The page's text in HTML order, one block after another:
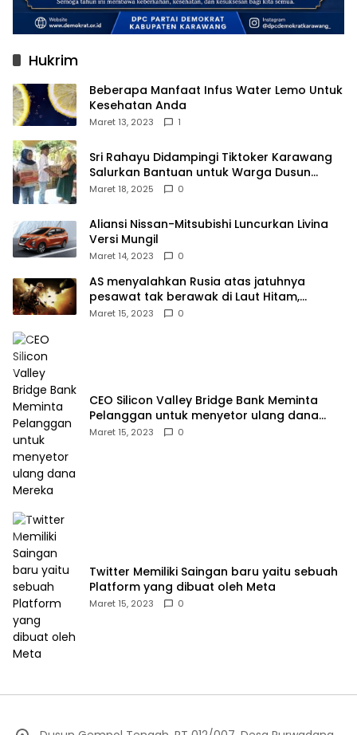
Hukrim
Beberapa Manfaat Infus Water Lemo Untuk
Kesehatan Anda
Maret 13, 2023 1
Sri Rahayu Didampingi Tiktoker Karawang
Salurkan Bantuan untuk Warga Dusun
Kampek Desa Karangligar
Maret 18, 2025 0
Aliansi Nissan-Mitsubishi Luncurkan Livina
Versi Mungil
Maret 14, 2023 0
AS menyalahkan Rusia atas jatuhnya
pesawat tak berawak di Laut Hitam,
Moskow menyangkal
Maret 15, 2023 0
CEO Silicon Valley Bridge Bank Meminta
Pelanggan untuk menyetor ulang dana
Mereka
Maret 15, 2023 0
Twitter Memiliki Saingan baru yaitu sebuah
Platform yang dibuat oleh Meta
Maret 15, 2023 0